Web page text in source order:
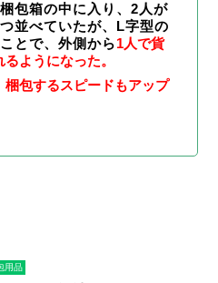
包箱の中に入り、2人が
並べていたが、L字型の
とで、外側から1人で貨
るようになった。
梱包するスピードもアップ
用品